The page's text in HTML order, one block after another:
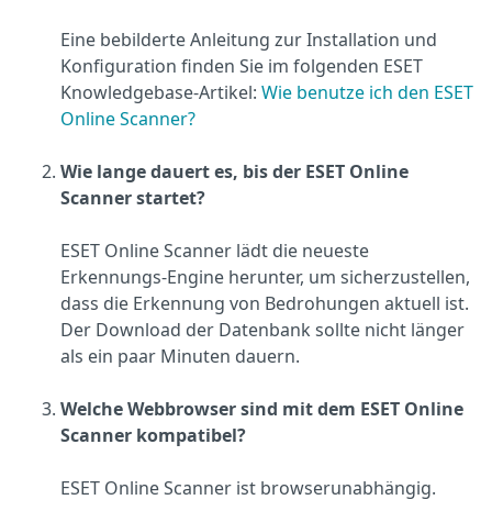
Eine bebilderte Anleitung zur Installation und
Konfiguration finden Sie im folgenden ESET
Knowledgebase-Artikel: Wie benutze ich den ESET
Online Scanner?
Wie lange dauert es, bis der ESET Online
Scanner startet?
ESET Online Scanner lädt die neueste
Erkennungs-Engine herunter, um sicherzustellen,
dass die Erkennung von Bedrohungen aktuell ist.
Der Download der Datenbank sollte nicht länger
als ein paar Minuten dauern.
Welche Webbrowser sind mit dem ESET Online
Scanner kompatibel?
ESET Online Scanner ist browserunabhängig.